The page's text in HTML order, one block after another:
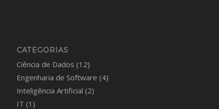
CATEGORIAS
Ciência de Dados (12)
Engenharia de Software (4)
Inteligência Artificial (2)
IT (1)